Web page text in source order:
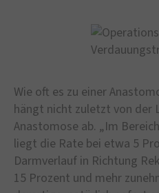
Wie oft es zu einer
hängt nicht zuletzt von der
Anastomose ab. „Im
liegt die Rate bei etwa 5
Darmverlauf in Richtung
15 Prozent und mehr